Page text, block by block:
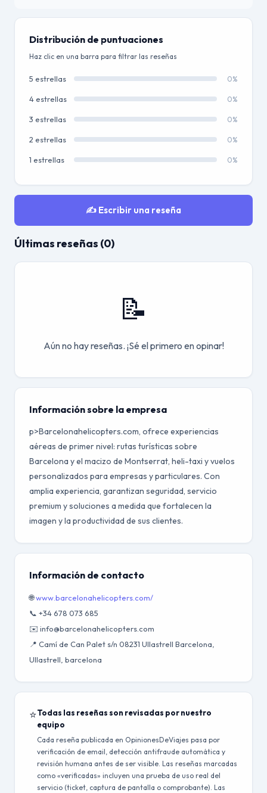
Distribución de puntuaciones
Haz clic en una barra para filtrar las reseñas
5 estrellas 0%
4 estrellas 0%
3 estrellas 0%
2 estrellas 0%
1 estrellas 0%
✍️ Escribir una reseña
Últimas reseñas (0)
📝
Aún no hay reseñas. ¡Sé el primero en opinar!
Información sobre la empresa
p>Barcelonahelicopters.com, ofrece experiencias
aéreas de primer nivel: rutas turísticas sobre
Barcelona y el macizo de Montserrat, heli-taxi y vuelos
personalizados para empresas y particulares. Con
amplia experiencia, garantizan seguridad, servicio
premium y soluciones a medida que fortalecen la
imagen y la productividad de sus clientes.
Información de contacto
🌐www.barcelonahelicopters.com/
📞 +34 678 073 685
✉️ info@barcelonahelicopters.com
📍 Camí de Can Palet s/n 08231 Ullastrell Barcelona,
Ullastrell, barcelona
⭐Todas las reseñas son revisadas por nuestro
equipo
Cada reseña publicada en OpinionesDeViajes pasa por
verificación de email, detección antifraude automática y
revisión humana antes de ser visible. Las reseñas marcadas
como «verificadas» incluyen una prueba de uso real del
servicio (ticket, captura de pantalla o comprobante). Las